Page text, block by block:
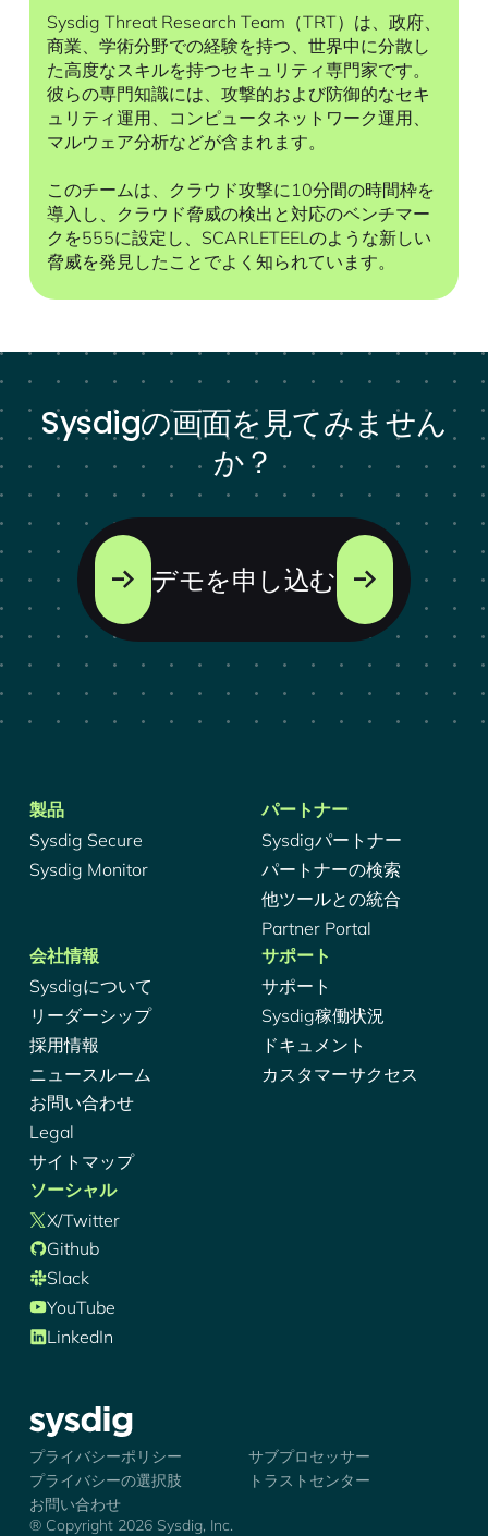
Sysdig Threat Research Team（TRT）は、政府、
商業、学術分野での経験を持つ、世界中に分散し
た高度なスキルを持つセキュリティ専門家です。
彼らの専門知識には、攻撃的および防御的なセキ
ュリティ運用、コンピュータネットワーク運用、
マルウェア分析などが含まれます。
このチームは、クラウド攻撃に10分間の時間枠を
導入し、クラウド脅威の検出と対応のベンチマー
クを555に設定し、SCARLETEELのような新しい
脅威を発見したことでよく知られています。
Sysdigの画面を見てみません
か？
デモを申し込む
製品
Sysdig Secure
Sysdig Monitor
パートナー
Sysdigパートナー
パートナーの検索
他ツールとの統合
Partner Portal
会社情報
Sysdigについて
リーダーシップ
採用情報
ニュースルーム
お問い合わせ
Legal
サイトマップ
サポート
サポート
Sysdig稼働状況
ドキュメント
カスタマーサクセス
ソーシャル
X/Twitter
Github
Slack
YouTube
LinkedIn
シズディグ-ロゴ
® Copyright 2026 Sysdig, Inc.
プライバシーポリシー
サブプロセッサー
プライバシーの選択肢
トラストセンター
お問い合わせ